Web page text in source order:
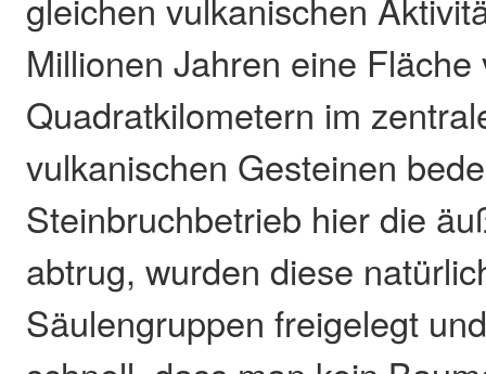
Millionen Jahren eine
Quadratkilometern im
vulkanischen Gesteinen
Steinbruchbetrieb hier die
abtrug, wurden diese
Säulengruppen freigelegt